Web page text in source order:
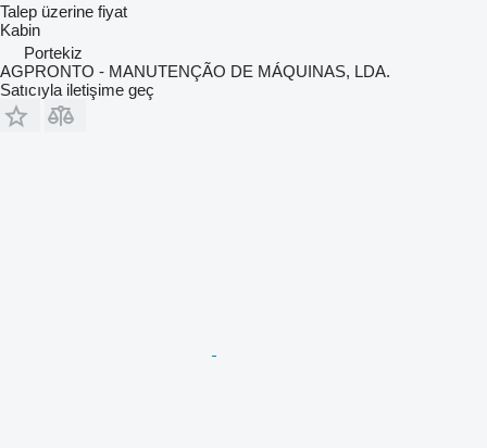
Talep üzerine fiyat
Kabin
Portekiz
AGPRONTO - MANUTENÇÃO DE MÁQUINAS, LDA.
Satıcıyla iletişime geç